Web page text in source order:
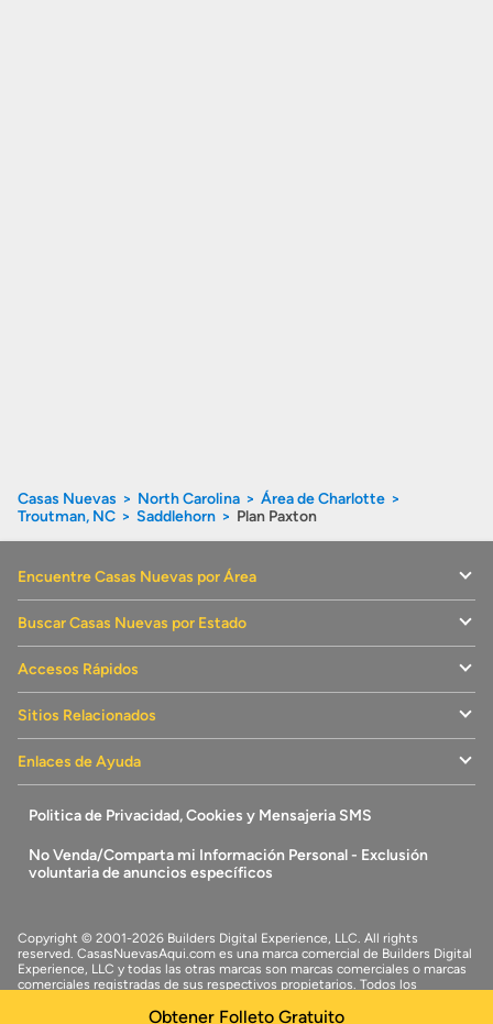
Casas Nuevas North Carolina
Área de Charlotte
Troutman, NC
Saddlehorn Plan Paxton
Obtener Folleto Gratuito
Encuentre Casas Nuevas por Área
Buscar Casas Nuevas por Estado
Accesos Rápidos
Sitios Relacionados
Enlaces de Ayuda
Politica de Privacidad, Cookies y Mensajeria SMS
No Venda/Comparta mi Información Personal - Exclusión
voluntaria de anuncios específicos
Copyright © 2001-2026 Builders Digital Experience, LLC. All rights
reserved. CasasNuevasAqui.com es una marca comercial de Builders Digital
Experience, LLC y todas las otras marcas son marcas comerciales o marcas
comerciales registradas de sus respectivos propietarios. Todos los